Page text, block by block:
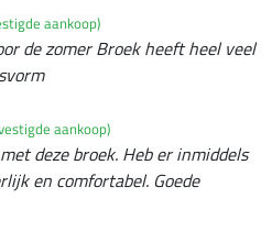
aankoop)
de zomer Broek heeft heel veel
aankoop)
deze broek. Heb er inmiddels
en comfortabel. Goede